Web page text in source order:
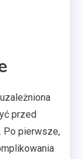
przed
Po pierwsze,